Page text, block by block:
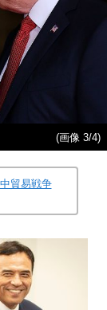
(画像 3/4)
貿易戦争